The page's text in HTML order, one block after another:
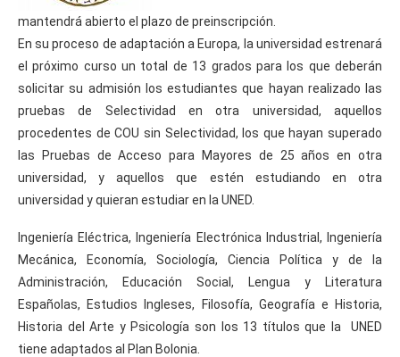
mantendrá abierto el plazo de preinscripción.
En su proceso de adaptación a Europa, la universidad estrenará
el próximo curso un total de 13 grados para los que deberán
solicitar su admisión los estudiantes que hayan realizado las
pruebas de Selectividad en otra universidad, aquellos
procedentes de COU sin Selectividad, los que hayan superado
las Pruebas de Acceso para Mayores de 25 años en otra
universidad, y aquellos que estén estudiando en otra
universidad y quieran estudiar en la UNED.
Ingeniería Eléctrica, Ingeniería Electrónica Industrial, Ingeniería
Mecánica, Economía, Sociología, Ciencia Política y de la
Administración, Educación Social, Lengua y Literatura
Españolas, Estudios Ingleses, Filosofía, Geografía e Historia,
Historia del Arte y Psicología son los 13 títulos que la UNED
tiene adaptados al Plan Bolonia.